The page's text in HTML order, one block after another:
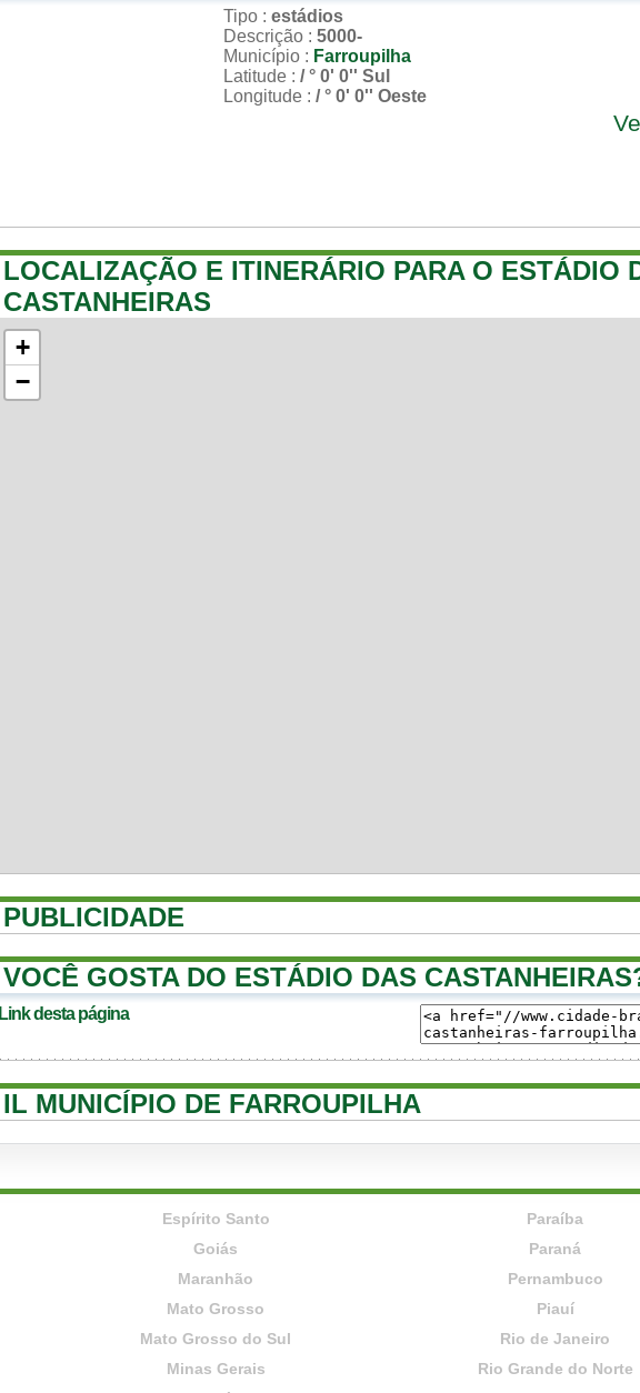
Tipo : estádios
Descrição : 5000-
Município : Farroupilha
Latitude : / ° 0' 0'' Sul
Longitude : / ° 0' 0'' Oeste
LOCALIZAÇÃO E ITINERÁRIO PARA O ESTÁDIO
CASTANHEIRAS
+
−
PUBLICIDADE
VOCÊ GOSTA DO ESTÁDIO DAS
Link desta página
IL MUNICÍPIO DE FARROUPILHA
Espírito Santo
Goiás
Maranhão
Mato Grosso
Mato Grosso do Sul
Minas Gerais
Paraíba
Paraná
Pernambuco
Piauí
Rio de Janeiro
Rio Grande do Norte